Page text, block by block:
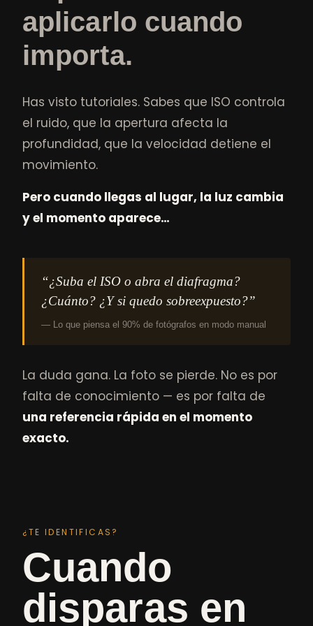
aplicarlo cuando
importa.
Has visto tutoriales. Sabes que ISO controla
el ruido, que la apertura afecta la
profundidad, que la velocidad detiene el
movimiento.
Pero cuando llegas al lugar, la luz cambia
y el momento aparece…
“¿Suba el ISO o abra el diafragma?
¿Cuánto? ¿Y si quedo sobreexpuesto?”
— Lo que piensa el 90% de fotógrafos en modo manual
La duda gana. La foto se pierde. No es por
falta de conocimiento — es por falta de
una referencia rápida en el momento
exacto.
¿TE IDENTIFICAS?
Cuando
disparas en